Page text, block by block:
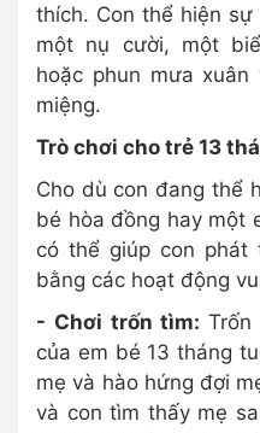
thích. Con thể hiện
một nụ cười, một
hoặc phun mưa
miệng.
Trò chơi cho trẻ 13
Cho dù con đang thể
bé hòa đồng hay một
có thể giúp con phát
bằng các hoạt động
- Chơi trốn tìm:
của em bé 13 tháng
mẹ và hào hứng đợi
và con tìm thấy mẹ